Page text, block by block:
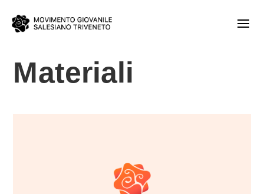
Materiali